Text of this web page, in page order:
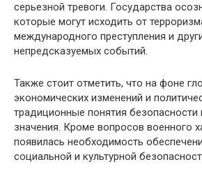
серьезной тревоги. Государства
которые могут исходить от
международного преступления и
непредсказуемых событий.
Также стоит отметить, что на фоне
экономических изменений и
традиционные понятия
значения. Кроме вопросов военного
появилась необходимость
социальной и культурной